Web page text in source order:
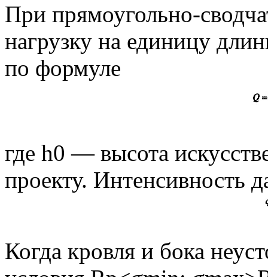
При прямоугольно-
нагрузку на единицу
по формуле
где h0 — высота
проекту. Интенсивность
Когда кровля и бока